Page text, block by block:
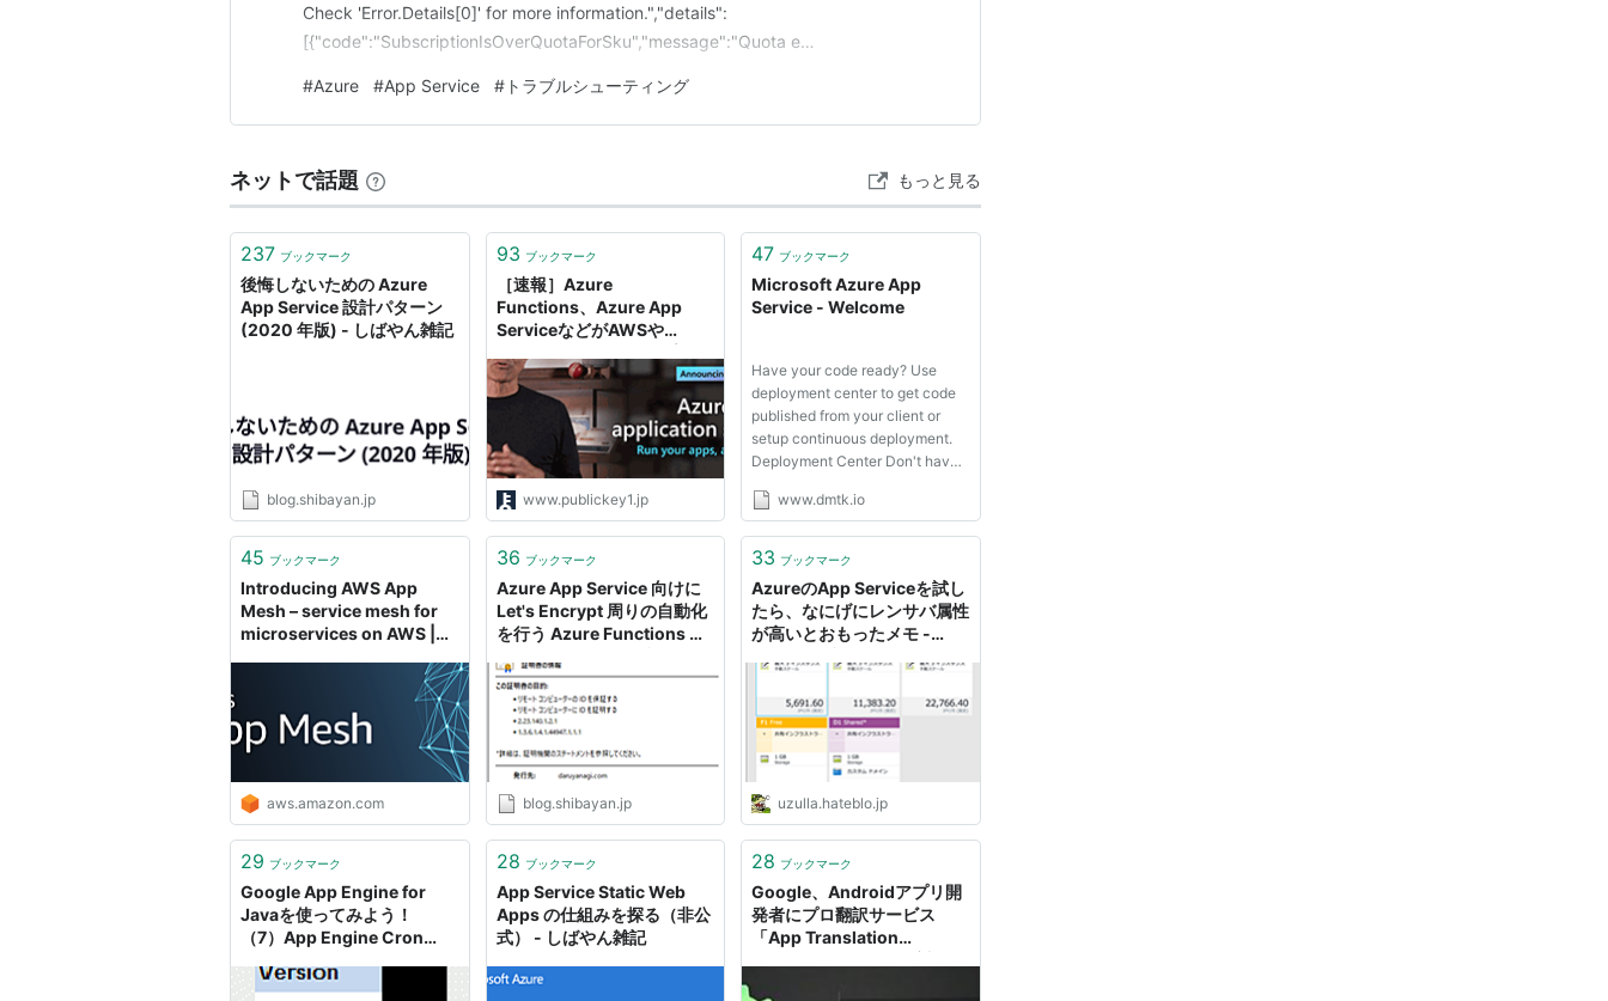
Check 'Error.Details[0]' for more information.","details":
[{"code":"SubscriptionIsOverQuotaForSku","message":"Quota e…
#Azure #App Service # トラブルシューティング
ネットで話題 もっと見る
237 ブックマーク
後悔しないための Azure
App Service 設計パターン
(2020 年版) - しばやん雑記
blog.shibayan.jp
93 ブックマーク
［速報］Azure
Functions、Azure App
ServiceなどがAWSや
スなどで実行可能に、
Kubernetes対応で。
Microsoft Build 2021
www.publickey1.jp
47 ブックマーク
Microsoft Azure App
Service - Welcome
Have your code ready? Use
deployment center to get code
published from your client or
setup continuous deployment.
Deployment Center Don't have
quickstart guide and you'll have
less. Quickstart
www.dmtk.io
45 ブックマーク
Introducing AWS App
Mesh – service mesh for
microservices on AWS |
aws.amazon.com
36 ブックマーク
Azure App Service 向けに
Let's Encrypt 周りの自動化
を行う Azure Functions を
blog.shibayan.jp
33 ブックマーク
AzureのApp Serviceを試し
たら、なにげにレンサバ属性
が高いとおもったメモ -
uzulla.hateblo.jp
29 ブックマーク
Google App Engine for
Javaを使ってみよう！
（7）App Engine Cron
28 ブックマーク
App Service Static Web
Apps の仕組みを探る（非公
式） - しばやん雑記
28 ブックマーク
Google、Androidアプリ開
発者にプロ翻訳サービス
「App Translation